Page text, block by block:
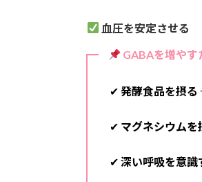
血圧を安定させる
GABAを増やす
✔発酵食品を摂る
✔ マグネシウムを
✔深い呼吸を意識